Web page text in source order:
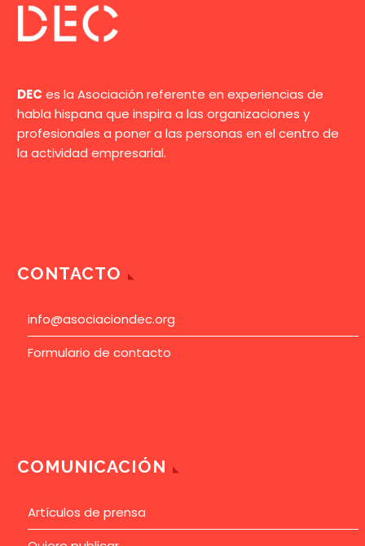
DEC es la Asociación referente en experiencias de
habla hispana que inspira a las organizaciones y
profesionales a poner a las personas en el centro de
la actividad empresarial.
CONTACTO
info@asociaciondec.org
Formulario de contacto
COMUNICACIÓN
Artículos de prensa